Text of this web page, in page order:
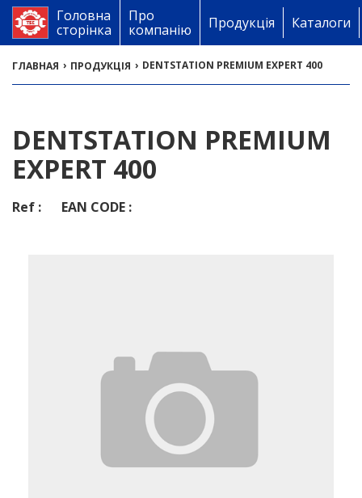
Головна
сторінка
Про
компанію
Продукція Каталоги
ГЛАВНАЯ › ПРОДУКЦІЯ › DENTSTATION PREMIUM EXPERT 400
DENTSTATION PREMIUM
EXPERT 400
Ref : EAN CODE :